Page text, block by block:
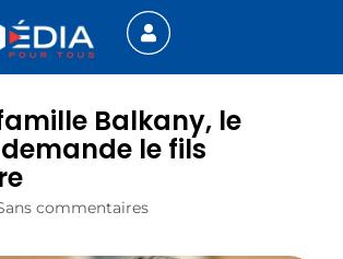
Balkany, le
le fils
commentaires